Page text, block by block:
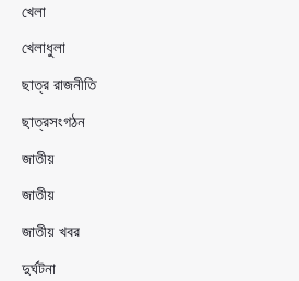
খেলা
খেলাধুলা
ছাত্র রাজনীতি
ছাত্রসংগঠন
জাতীয়
জাতীয়
জাতীয় খবর
দুর্ঘটনা